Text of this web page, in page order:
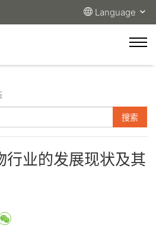
Language
行业的发展现状及其